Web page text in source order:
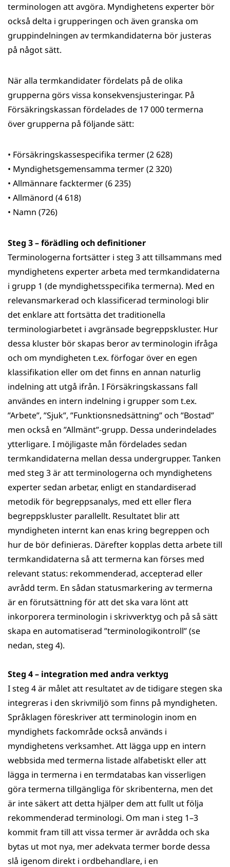
terminologen att avgöra. Myndighetens experter bör
också delta i grupperingen och även granska om
gruppindelningen av termkandidaterna bör justeras
på något sätt.
När alla termkandidater fördelats på de olika
grupperna görs vissa konsekvensjusteringar. På
Försäkringskassan fördelades de 17 000 termerna
över grupperna på följande sätt:
• Försäkringskassespecifika termer (2 628)
• Myndighetsgemensamma termer (2 320)
• Allmännare facktermer (6 235)
• Allmänord (4 618)
• Namn (726)
Steg 3 – förädling och definitioner
Terminologerna fortsätter i steg 3 att tillsammans med
myndighetens experter arbeta med termkandidaterna
i grupp 1 (de myndighetsspecifika termerna). Med en
relevansmarkerad och klassificerad terminologi blir
det enklare att fortsätta det traditionella
terminologiarbetet i avgränsade begreppskluster. Hur
dessa kluster bör skapas beror av terminologin ifråga
och om myndigheten t.ex. förfogar över en egen
klassifikation eller om det finns en annan naturlig
indelning att utgå ifrån. I Försäkringskassans fall
användes en intern indelning i grupper som t.ex.
”Arbete”, ”Sjuk”, ”Funktionsnedsättning” och ”Bostad”
men också en ”Allmänt”-grupp. Dessa underindelades
ytterligare. I möjligaste mån fördelades sedan
termkandidaterna mellan dessa undergrupper. Tanken
med steg 3 är att terminologerna och myndighetens
experter sedan arbetar, enligt en standardiserad
metodik för begreppsanalys, med ett eller flera
begreppskluster parallellt. Resultatet blir att
myndigheten internt kan enas kring begreppen och
hur de bör definieras. Därefter kopplas detta arbete till
termkandidaterna så att termerna kan förses med
relevant status: rekommenderad, accepterad eller
avrådd term. En sådan statusmarkering av termerna
är en förutsättning för att det ska vara lönt att
inkorporera terminologin i skrivverktyg och på så sätt
skapa en automatiserad ”terminologikontroll” (se
nedan, steg 4).
Steg 4 – integration med andra verktyg
I steg 4 är målet att resultatet av de tidigare stegen ska
integreras i den skrivmiljö som finns på myndigheten.
Språklagen föreskriver att terminologin inom en
myndighets fackområde också används i
myndighetens verksamhet. Att lägga upp en intern
webbsida med termerna listade alfabetiskt eller att
lägga in termerna i en termdatabas kan visserligen
göra termerna tillgängliga för skribent­erna, men det
är inte säkert att detta hjälper dem att fullt ut följa
rekommenderad terminologi. Om man i steg 1–3
kommit fram till att vissa termer är avrådda och ska
bytas ut mot nya, mer adekvata termer borde dessa
slå igenom direkt i ordbehandlare, i en